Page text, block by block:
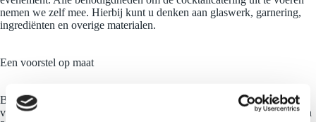
nemen we zelf mee. Hierbij kunt u denken aan glaswerk, garnering,
ingrediënten en overige materialen.
Een voorstel op maat
Benieuwd wat we voor u kunnen betekenen? Vraag geheel
vrijblijvend een offerte aan voor onze
cocktail bar op locatie. Binnen